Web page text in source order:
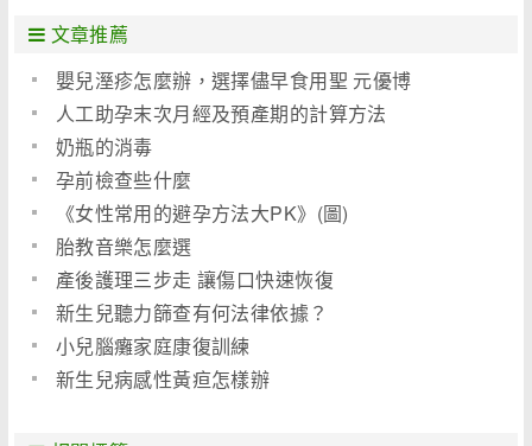
文章推薦
嬰兒溼疹怎麼辦，選擇儘早食用聖 元優博
人工助孕末次月經及預產期的計算方法
奶瓶的消毒
孕前檢查些什麼
《女性常用的避孕方法大PK》(圖)
胎教音樂怎麼選
產後護理三步走 讓傷口快速恢復
新生兒聽力篩查有何法律依據？
小兒腦癱家庭康復訓練
新生兒病感性黃疸怎樣辦